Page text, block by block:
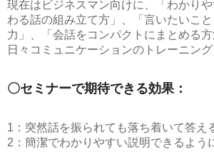
現在はビジネスマン向けに、「わかり
わる話の組み立て方」、「言いたいこ
力」、「会話をコンパクトにまとめる方
日々コミュニケーションのトレーニング
〇セミナーで期待できる効果：
1：突然話を振られても落ち着いて答え
2：簡潔でわかりやすい説明できるよう